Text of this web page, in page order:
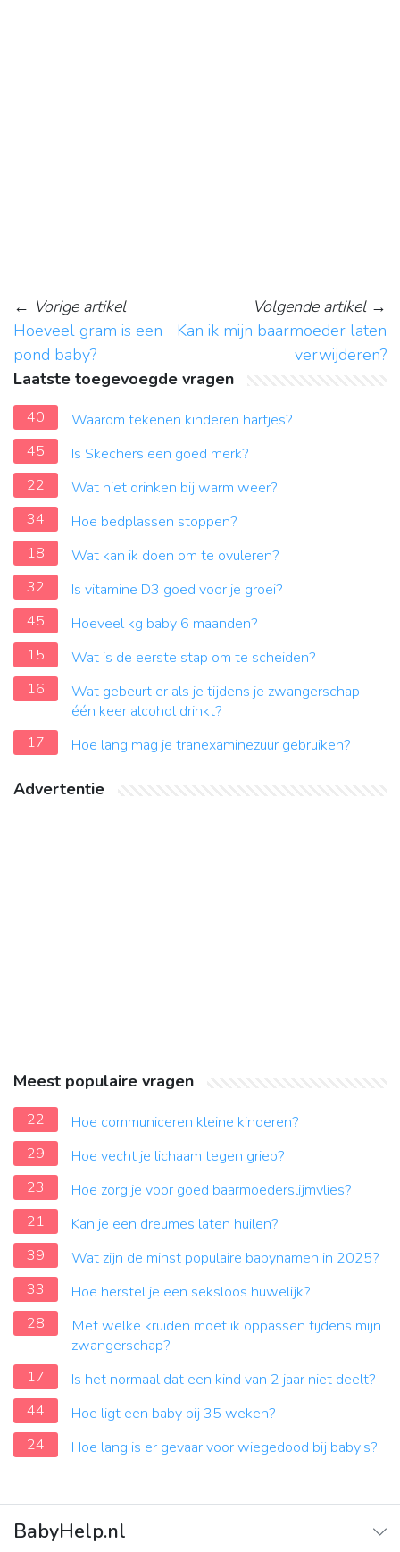
← Vorige artikel
Hoeveel gram is een
pond baby?
Volgende artikel→
Kan ik mijn baarmoeder laten
verwijderen?
Laatste toegevoegde vragen
40
Waarom tekenen kinderen hartjes?
45
Is Skechers een goed merk?
22
Wat niet drinken bij warm weer?
34
Hoe bedplassen stoppen?
18
Wat kan ik doen om te ovuleren?
32
Is vitamine D3 goed voor je groei?
45
Hoeveel kg baby 6 maanden?
15
Wat is de eerste stap om te scheiden?
16
Wat gebeurt er als je tijdens je zwangerschap
één keer alcohol drinkt?
17
Hoe lang mag je tranexaminezuur gebruiken?
Advertentie
Meest populaire vragen
22
Hoe communiceren kleine kinderen?
29
Hoe vecht je lichaam tegen griep?
23
Hoe zorg je voor goed baarmoederslijmvlies?
21
Kan je een dreumes laten huilen?
39
Wat zijn de minst populaire babynamen in 2025?
33
Hoe herstel je een seksloos huwelijk?
28
Met welke kruiden moet ik oppassen tijdens mijn
zwangerschap?
17
Is het normaal dat een kind van 2 jaar niet deelt?
44
Hoe ligt een baby bij 35 weken?
24
Hoe lang is er gevaar voor wiegedood bij baby's?
BabyHelp.nl